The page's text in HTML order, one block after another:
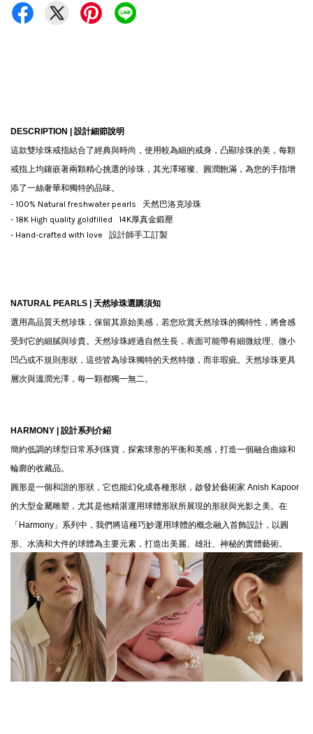
DESCRIPTION | 設計細節說明
這款雙珍珠戒指結合了經典與時尚，使用較為細的戒身，凸顯珍珠的美，每顆
戒指上均鑲嵌著兩顆精心挑選的珍珠，其光澤璀璨、圓潤飽滿，為您的手指增
添了一絲奢華和獨特的品味。
- 100% Natural freshwater pearls 天然巴洛克珍珠
- 18K High quality goldfilled 14K厚真金鍛壓
- Hand-crafted with love 設計師手工訂製
NATURAL PEARLS | 天然珍珠選購須知
選用高品質天然珍珠，保留其原始美感，若您欣賞天然珍珠的獨特性，將會感
受到它的細膩與珍貴。天然珍珠經過自然生長，表面可能帶有細微紋理、微小
凹凸或不規則形狀，這些皆為珍珠獨特的天然特徵，而非瑕疵。天然珍珠更具
層次與溫潤光澤，每一顆都獨一無二。
HARMONY | 設計系列介紹
簡約低調的球型日常系列珠寶，探索球形的平衡和美感，打造一個融合曲線和
輪廓的收藏品。
圓形是一個和諧的形狀，它也能幻化成各種形狀，啟發於藝術家 Anish Kapoor
的大型金屬雕塑，尤其是他精湛運用球體形狀所展現的形狀與光影之美。在
「Harmony」系列中，我們將這種巧妙運用球體的概念融入首飾設計，以圓
形、水滴和大件的球體為主要元素，打造出美麗、雄壯、神秘的實體藝術。